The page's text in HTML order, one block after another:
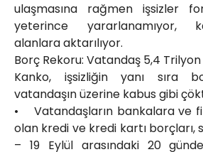
ulaşmasına rağmen işsizler
yeterince yararlanamıyor,
alanlara aktarılıyor.
Borç Rekoru: Vatandaş 5,4
Kanko, işsizliğin yanı sıra
vatandaşın üzerine kabus gibi
• Vatandaşların bankalara ve
olan kredi ve kredi kartı borçları,
– 19 Eylül arasındaki 20